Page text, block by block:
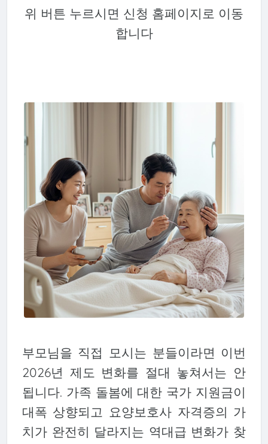
위 버튼 누르시면 신청 홈페이지로 이동
합니다
부모님을 직접 모시는 분들이라면 이번
2026년 제도 변화를 절대 놓쳐서는 안
됩니다. 가족 돌봄에 대한 국가 지원금이
대폭 상향되고 요양보호사 자격증의 가
치가 완전히 달라지는 역대급 변화가 찾